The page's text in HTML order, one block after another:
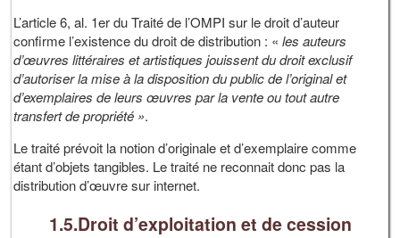
L’article 6, al. 1er du Traité de l’OMPI sur le droit d’auteur
confirme l’existence du droit de distribution : «les auteurs
d’œuvres littéraires et artistiques jouissent du droit exclusif
d’autoriser la mise à la disposition du public de l’original et
d’exemplaires de leurs œuvres par la vente ou tout autre
transfert de propriété ».
Le traité prévoit la notion d’originale et d’exemplaire comme
étant d’objets tangibles. Le traité ne reconnait donc pas la
distribution d’œuvre sur internet.
1.5.Droit d’exploitation et de cession